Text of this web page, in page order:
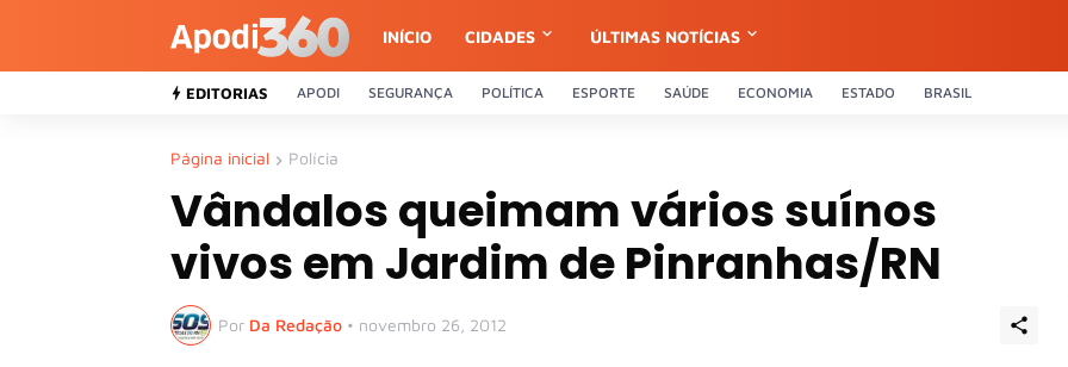
INÍCIO CIDADES ÚLTIMAS NOTÍCIAS
EDITORIAS APODI SEGURANÇA POLÍTICA ESPORTE SAÚDE ECONOMIA ESTADO BRASIL
Página inicial Polícia
Vândalos queimam vários suínos
vivos em Jardim de Pinranhas/RN
Por Da Redação • novembro 26, 2012